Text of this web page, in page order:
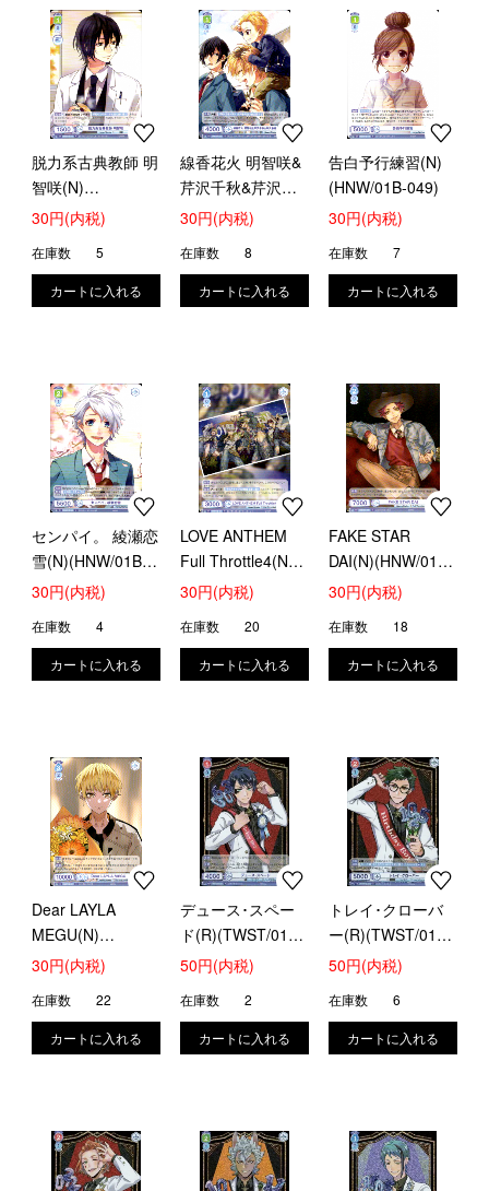
脱力系古典教師 明
智咲(N)
(HNW/01B-047)
30円(内税)
在庫数 5
線香花火 明智咲&
芹沢千秋&芹沢春
輝(N)(HNW/01B-
30円(内税)
在庫数 8
告白予行練習(N)
(HNW/01B-049)
30円(内税)
在庫数 7
センパイ。 綾瀬恋
雪(N)(HNW/01B-
052)
30円(内税)
在庫数 4
LOVE ANTHEM
Full Throttle4(N)
(HNW/01B-064)
30円(内税)
在庫数 20
FAKE STAR
DAI(N)(HNW/01B-
065)
30円(内税)
在庫数 18
Dear LAYLA
MEGU(N)
(HNW/01B-067)
30円(内税)
在庫数 22
デュース･スペー
ド(R)(TWST/01B-
025)
50円(内税)
在庫数 2
トレイ･クローバ
ー(R)(TWST/01B-
026)
50円(内税)
在庫数 6